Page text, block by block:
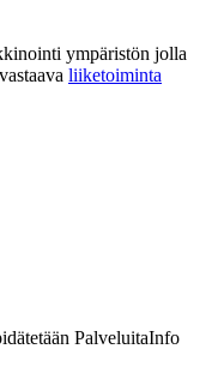
ympäristön jolla
liiketoiminta
PalveluitaInfo